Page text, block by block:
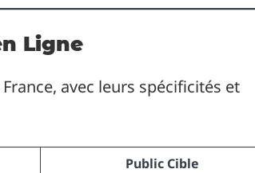
Ligne
avec leurs spécificités et
Public Cible